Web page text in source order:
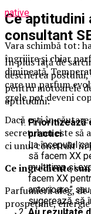
Ce aptitudini
consultant
În plus față de
descrierea
pentru motoarele
aptitudini:
Prioritizează
practici
La începutul
să facem XX
mult timp și
facem XX
anterioare”
sugerează să
native
Vara schimbă tot:
îngrijire și chiar
dimineață.
care un parfum
grele pot deveni
Dacă ești în
secretul nu este să
ci unul construit
Ce ingrediente
Parfumierii aleg,
prospețime,